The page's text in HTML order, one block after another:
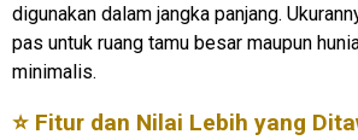
digunakan dalam jangka panjang.
pas untuk ruang tamu besar maupun
minimalis.
⭐ Fitur dan Nilai Lebih yang